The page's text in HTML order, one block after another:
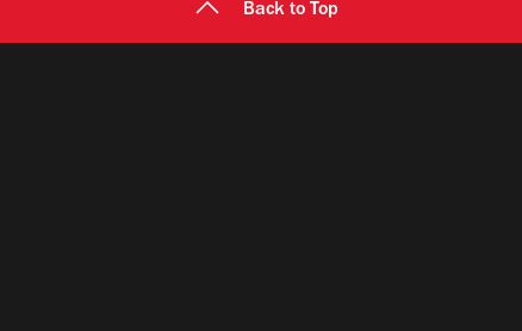
Back to Top